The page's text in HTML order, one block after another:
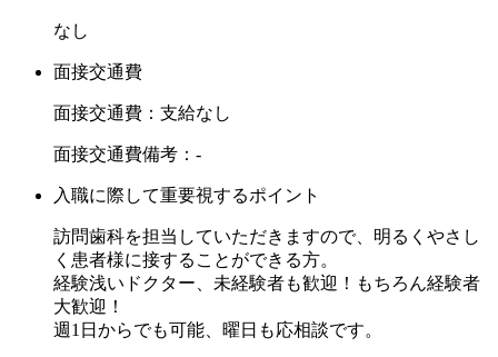
なし
面接交通費
面接交通費：支給なし
面接交通費備考：-
入職に際して重要視するポイント
訪問歯科を担当していただきますので、明るくやさし
く患者様に接することができる方。
経験浅いドクター、未経験者も歓迎！もちろん経験者
大歓迎！
週1日からでも可能、曜日も応相談です。